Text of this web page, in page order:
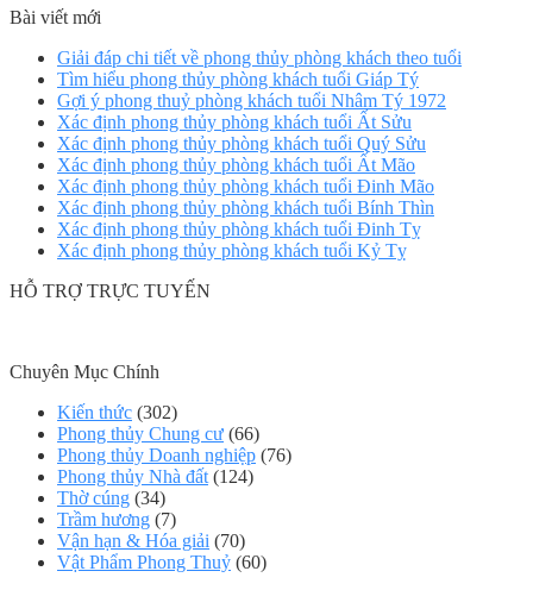
Bài viết mới
Giải đáp chi tiết về phong thủy phòng khách theo tuổi
Tìm hiểu phong thủy phòng khách tuổi Giáp Tý
Gợi ý phong thuỷ phòng khách tuổi Nhâm Tý 1972
Xác định phong thủy phòng khách tuổi Ất Sửu
Xác định phong thủy phòng khách tuổi Quý Sửu
Xác định phong thủy phòng khách tuổi Ất Mão
Xác định phong thủy phòng khách tuổi Đinh Mão
Xác định phong thủy phòng khách tuổi Bính Thìn
Xác định phong thủy phòng khách tuổi Đinh Tỵ
Xác định phong thủy phòng khách tuổi Kỷ Tỵ
HỖ TRỢ TRỰC TUYẾN
Chuyên Mục Chính
Kiến thức (302)
Phong thủy Chung cư (66)
Phong thủy Doanh nghiệp (76)
Phong thủy Nhà đất (124)
Thờ cúng (34)
Trầm hương (7)
Vận hạn & Hóa giải (70)
Vật Phẩm Phong Thuỷ (60)